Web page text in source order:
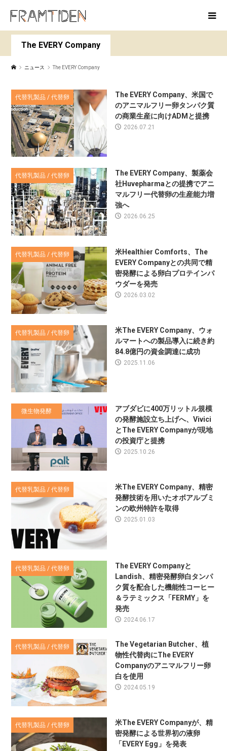
The EVERY Company
ニュース The EVERY Company
代替乳製品 / 代替卵
The EVERY Company、米国で
のアニマルフリー卵タンパク質
の商業生産に向けADMと提携
2026.07.21
代替乳製品 / 代替卵
The EVERY Company、製薬会
社Huvepharmaとの提携でアニ
マルフリー代替卵の生産能力増
強へ
2026.06.25
代替乳製品 / 代替卵
米Healthier Comforts、The
EVERY Companyとの共同で精
密発酵による卵白プロテインパ
ウダーを発売
2026.03.02
代替乳製品 / 代替卵
米The EVERY Company、ウォ
ルマートへの製品導入に続き約
84.8億円の資金調達に成功
2025.11.06
微生物発酵
アブダビに400万リットル規模
の発酵施設立ち上げへ、Vivici
とThe EVERY Companyが現地
の投資庁と提携
2025.10.26
代替乳製品 / 代替卵
米The EVERY Company、精密
発酵技術を用いたオボアルブミ
ンの欧州特許を取得
2025.01.03
代替乳製品 / 代替卵
The EVERY Companyと
Landish、精密発酵卵白タンパ
ク質を配合した機能性コーヒー
＆ラテミックス「FERMY」を
発売
2024.06.17
代替乳製品 / 代替卵
The Vegetarian Butcher、植
物性代替肉にThe EVERY
Companyのアニマルフリー卵
白を使用
2024.05.19
代替乳製品 / 代替卵
米The EVERY Companyが、精
密発酵による世界初の液卵
「EVERY Egg」を発表